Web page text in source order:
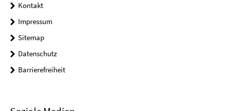
Kontakt
Impressum
Sitemap
Datenschutz
Barrierefreiheit